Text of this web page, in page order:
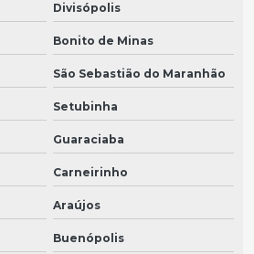
Divisópolis
Bonito de Minas
São Sebastião do Maranhão
Setubinha
Guaraciaba
Carneirinho
Araújos
Buenópolis